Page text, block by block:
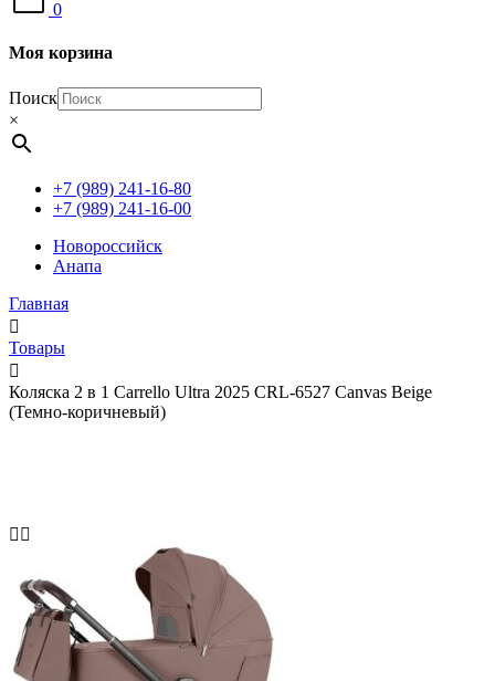
0
Моя корзина
Поиск
×
+7 (989) 241-16-80
+7 (989) 241-16-00
Новороссийск
Анапа
Главная
Товары
Коляска 2 в 1 Carrello Ultra 2025 CRL-6527 Canvas Beige
(Темно-коричневый)